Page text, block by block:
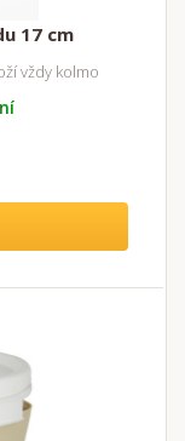
17 cm
vždy kolmo